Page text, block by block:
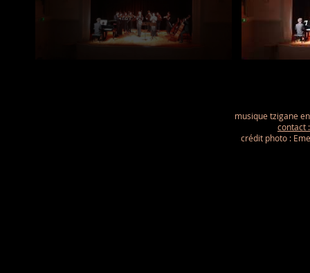
musique tzigane
contact
crédit photo :